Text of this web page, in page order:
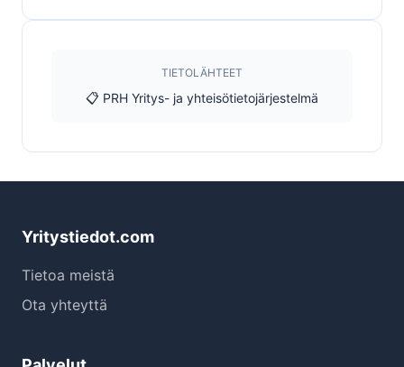
TIETOLÄHTEET
📋 PRH Yritys- ja yhteisötietojärjestelmä
Yritystiedot.com
Tietoa meistä
Ota yhteyttä